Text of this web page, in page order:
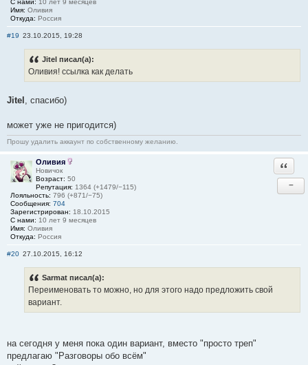
Имя: Оливия
Откуда: Россия
#19 23.10.2015, 19:28
Jitel писал(а):
Оливия! ссылка как делать
Jitel , спасибо)
может уже не пригодится)
Прошу удалить аккаунт по собственному желанию.
Оливия
Новичок
Возраст: 50
Репутация: 1364 (+1479/−115)
Лояльность: 796 (+871/−75)
Сообщения: 704
Зарегистрирован: 18.10.2015
С нами: 10 лет 9 месяцев
Имя: Оливия
Откуда: Россия
−
#20 27.10.2015, 16:12
Sarmat писал(а):
Переименовать то можно, но для этого надо предложить свой
вариант.
на сегодня у меня пока один вариант, вместо "просто треп"
предлагаю "Разговоры обо всём"